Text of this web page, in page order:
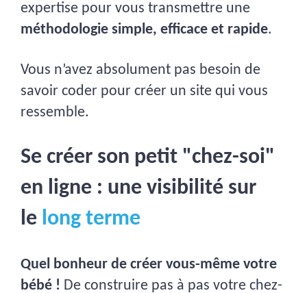
expertise pour vous transmettre une
méthodologie simple, efficace et rapide.
Vous n’avez absolument pas besoin de
savoir coder pour créer un site qui vous
ressemble.
Se créer son petit "chez-soi"
en ligne : une visibilité sur
le long terme
Quel bonheur de créer vous-même votre
bébé ! De construire pas à pas votre chez-